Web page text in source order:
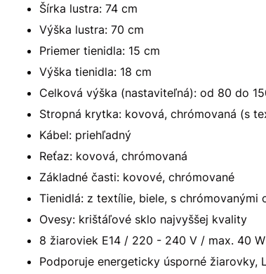
Šírka lustra: 74 cm
Výška lustra: 70 cm
Priemer tienidla: 15 cm
Výška tienidla: 18 cm
Celková výška (nastaviteľná): od 80 do
Stropná krytka: kovová, chrómovaná (s
Kábel: priehľadný
Reťaz: kovová, chrómovaná
Základné časti: kovové, chrómované
Tienidlá: z textílie, biele, s chrómovanými
Ovesy: krištáľové sklo najvyššej kvality
8 žiaroviek E14 / 220 - 240 V / max. 40
Podporuje energeticky úsporné žiarovky,